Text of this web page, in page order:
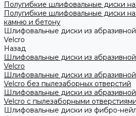
Полугибкие шлифовальные диски
Полугибкие шлифовальные диски
камню и бетону
Шлифовальные диски из
Velcro
Назад
Шлифовальные диски из
Velcro
Шлифовальные диски из
Velcro без пылезаборных отверстий
Шлифовальные диски из
Velcro с пылезаборными отверстиями
Шлифовальные диски из фибро-